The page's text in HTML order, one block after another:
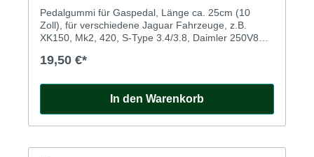
Pedalgummi für Gaspedal, Länge ca. 25cm (10
Zoll), für verschiedene Jaguar Fahrzeuge, z.B.
XK150, Mk2, 420, S-Type 3.4/3.8, Daimler 250V8
19,50 €*
In den Warenkorb